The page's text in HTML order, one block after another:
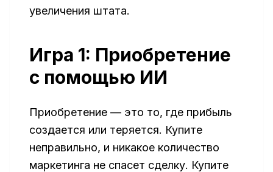
увеличения штата.
Игра 1: Приобретение
с помощью ИИ
Приобретение — это то, где прибыль
создается или теряется. Купите
неправильно, и никакое количество
маркетинга не спасет сделку. Купите